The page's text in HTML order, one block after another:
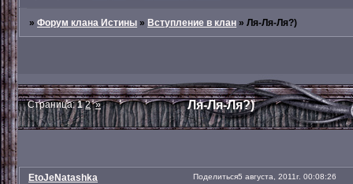
»Форум клана Истины »Вступление в клан »Ля-Ля-Ля?)
Ля-Ля-Ля?)
Страница:1 2 »
Поделиться5 августа, 2011г. 00:08:26
EtoJeNatashka